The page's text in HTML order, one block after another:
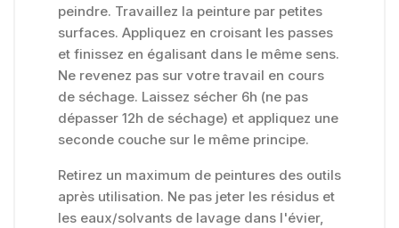
peindre. Travaillez la peinture par petites
surfaces. Appliquez en croisant les passes
et finissez en égalisant dans le même sens.
Ne revenez pas sur votre travail en cours
de séchage. Laissez sécher 6h (ne pas
dépasser 12h de séchage) et appliquez une
seconde couche sur le même principe.
Retirez un maximum de peintures des outils
après utilisation. Ne pas jeter les résidus et
les eaux/solvants de lavage dans l'évier,